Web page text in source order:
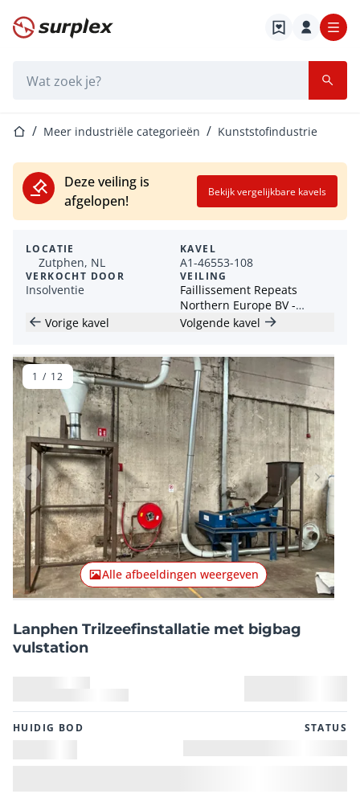
Startpagina
StartpaginaMeer industriële categorieën Kunststofindustrie
Deze veiling is
afgelopen!
Bekijk vergelijkbare kavels
LOCATIE
Zutphen, NL
VERKOCHT DOOR
Insolventie
KAVEL
A1-46553-108
VEILING
Faillissement Repeats
Northern Europe BV -
Overslagkranen,
voertuigen
Vorige kavel Volgende kavel
Vorig item
Alle afbeeldingen weergeven
1 / 12
Lanphen Trilzeefinstallatie met bigbag
vulstation
HUIDIG ​​BOD STATUS